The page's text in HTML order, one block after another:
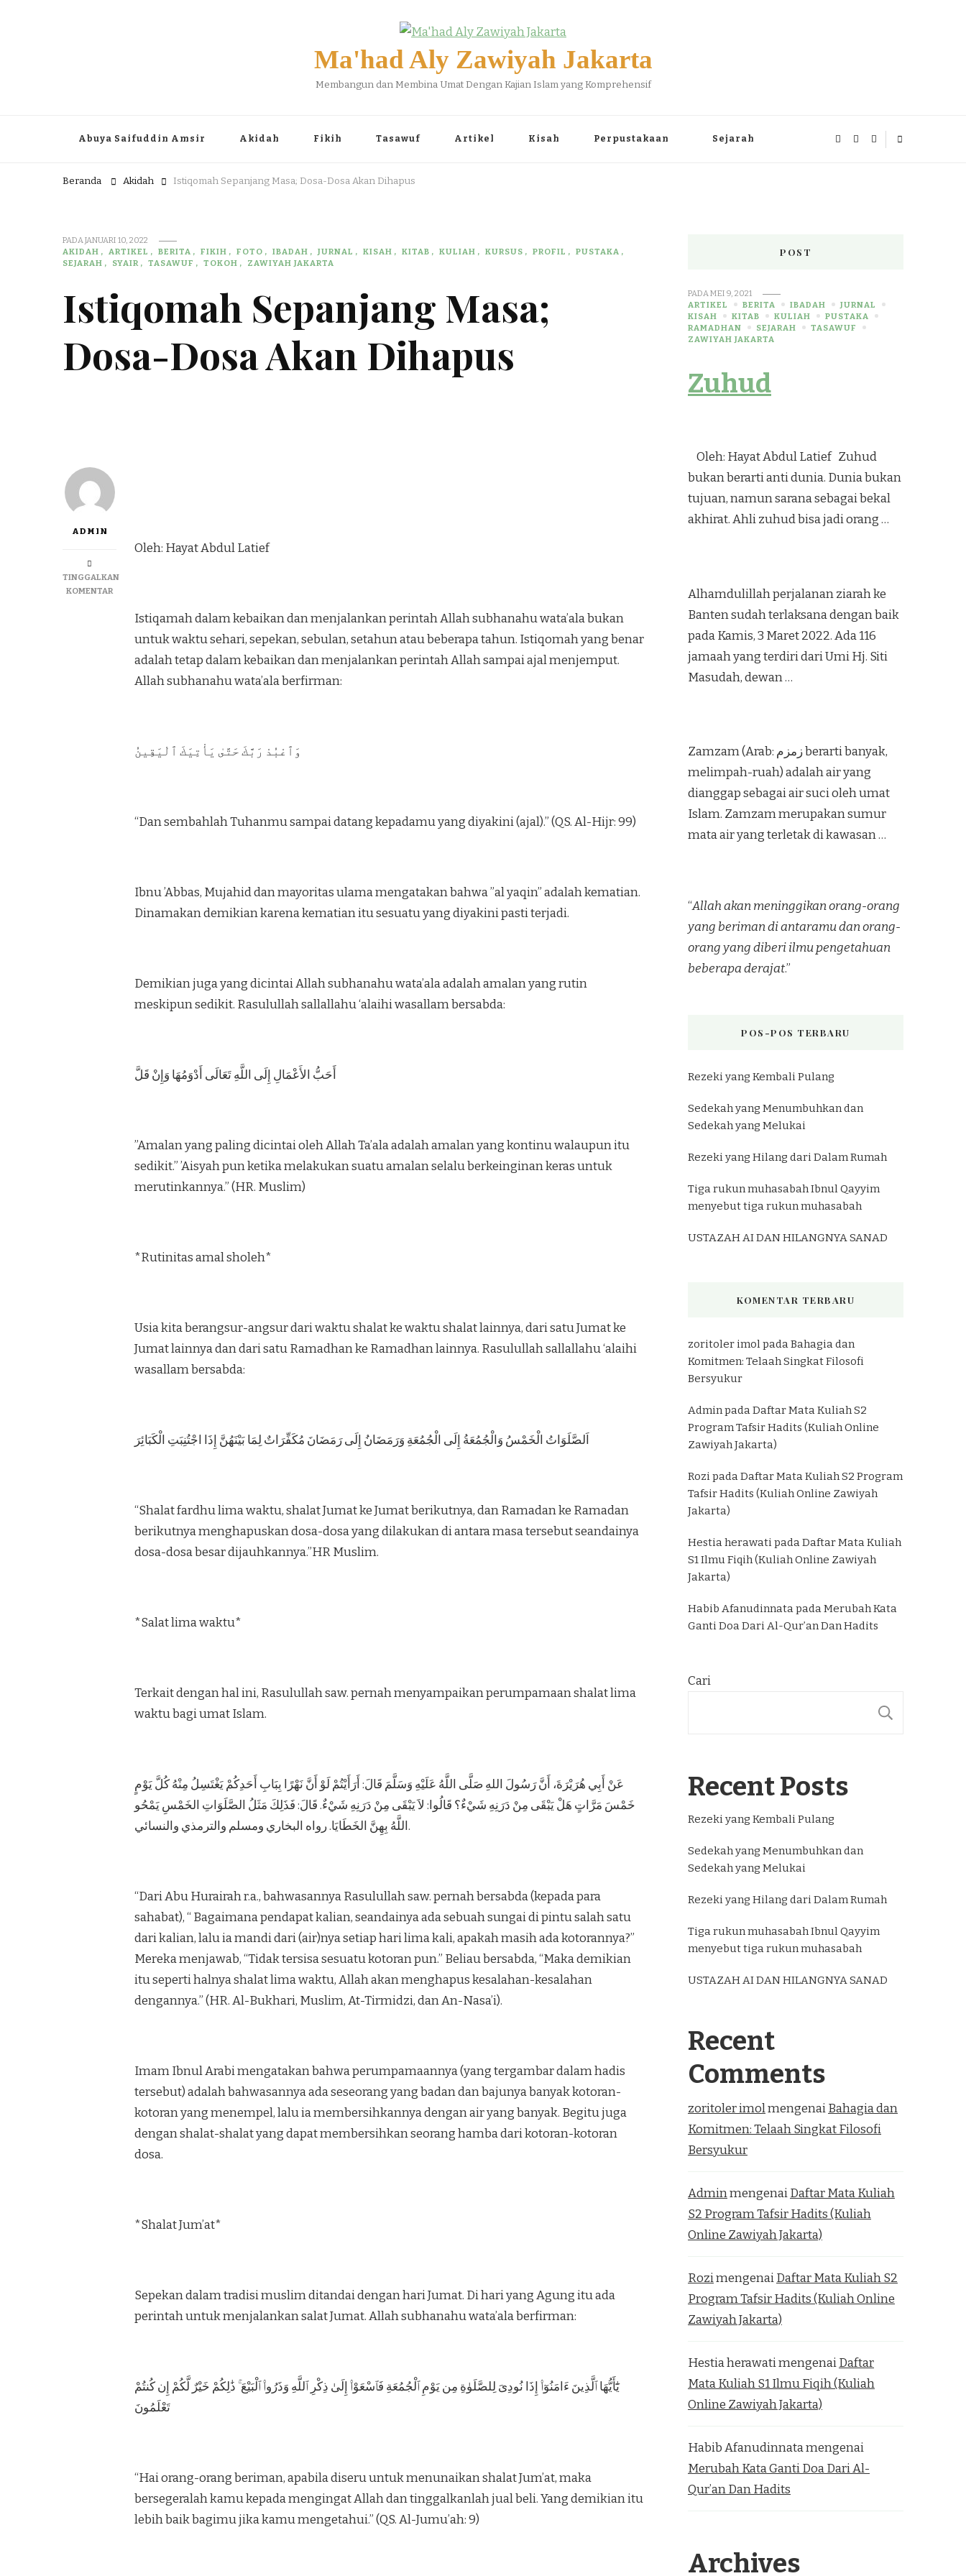
Ma'had Aly Zawiyah Jakarta
Membangun dan Membina Umat Dengan Kajian Islam yang Komprehensif
Abuya Saifuddin Amsir Akidah Fikih Tasawuf Artikel Kisah Perpustakaan Sejarah
Beranda Akidah Istiqomah Sepanjang Masa; Dosa-Dosa Akan Dihapus
PADAJANUARI 10, 2022
AKIDAH
ARTIKEL BERITA FIKIH FOTO IBADAH JURNAL KISAH KITAB KULIAH KURSUS PROFIL
PUSTAKA
SEJARAH
SYAIR TASAWUF TOKOH ZAWIYAH JAKARTA
Istiqomah Sepanjang Masa;
Dosa-Dosa Akan Dihapus
ADMIN
TINGGALKAN
KOMENTAR
Oleh: Hayat Abdul Latief
Istiqamah dalam kebaikan dan menjalankan perintah Allah subhanahu wata’ala bukan
untuk waktu sehari, sepekan, sebulan, setahun atau beberapa tahun. Istiqomah yang benar
adalah tetap dalam kebaikan dan menjalankan perintah Allah sampai ajal menjemput.
Allah subhanahu wata’ala berfirman:
وَٱعْبُدْ رَبَّكَ حَتَّىٰ يَأْتِيَكَ ٱلْيَقِينُ
“Dan sembahlah Tuhanmu sampai datang kepadamu yang diyakini (ajal).” (QS. Al-Hijr: 99)
Ibnu ’Abbas, Mujahid dan mayoritas ulama mengatakan bahwa ”al yaqin” adalah kematian.
Dinamakan demikian karena kematian itu sesuatu yang diyakini pasti terjadi.
Demikian juga yang dicintai Allah subhanahu wata’ala adalah amalan yang rutin
meskipun sedikit. Rasulullah sallallahu ‘alaihi wasallam bersabda:
أَحَبُّ الأَعْمَالِ إِلَى اللَّهِ تَعَالَى أَدْوَمُهَا وَإِنْ قَلَّ
”Amalan yang paling dicintai oleh Allah Ta’ala adalah amalan yang kontinu walaupun itu
sedikit.” ’Aisyah pun ketika melakukan suatu amalan selalu berkeinginan keras untuk
merutinkannya.” (HR. Muslim)
*Rutinitas amal sholeh*
Usia kita berangsur-angsur dari waktu shalat ke waktu shalat lainnya, dari satu Jumat ke
Jumat lainnya dan dari satu Ramadhan ke Ramadhan lainnya. Rasulullah sallallahu ‘alaihi
wasallam bersabda:
اَلصَّلَوَاتُ الْخَمْسُ وَالْجُمُعَةُ إِلَى الْجُمُعَةِ وَرَمَضَانُ إِلَى رَمَضَانَ مُكَفِّرَاتٌ لِمَا بَيْنَهُنَّ إِذَا اجْتُنِبَتِ الْكَبَائِرَ
“Shalat fardhu lima waktu, shalat Jumat ke Jumat berikutnya, dan Ramadan ke Ramadan
berikutnya menghapuskan dosa-dosa yang dilakukan di antara masa tersebut seandainya
dosa-dosa besar dijauhkannya.”HR Muslim.
*Salat lima waktu*
Terkait dengan hal ini, Rasulullah saw. pernah menyampaikan perumpamaan shalat lima
waktu bagi umat Islam.
عَنْ أَبِي هُرَيْرَةَ، أَنَّ رَسُولَ اللهِ صَلَّى اللَّهُ عَلَيْهِ وَسَلَّمَ قَالَ: أَرَأَيْتُمْ لَوْ أَنَّ نَهْرًا بِبَابِ أَحَدِكُمْ يَغْتَسِلُ مِنْهُ كُلَّ يَوْمٍ
خَمْسَ مَرَّاتٍ هَلْ يَبْقَى مِنْ دَرَنِهِ شَيْءٌ؟ قَالُوا: لاَ يَبْقَى مِنْ دَرَنِهِ شَيْءٌ. قَالَ: فَذَلِكَ مَثَلُ الصَّلَوَاتِ الخَمْسِ يَمْحُو
اللَّهُ بِهِنَّ الخَطَايَا. رواه البخاري ومسلم والترمذي والنسائي.
“Dari Abu Hurairah r.a., bahwasannya Rasulullah saw. pernah bersabda (kepada para
sahabat), “ Bagaimana pendapat kalian, seandainya ada sebuah sungai di pintu salah satu
dari kalian, lalu ia mandi dari (air)nya setiap hari lima kali, apakah masih ada kotorannya?”
Mereka menjawab, “Tidak tersisa sesuatu kotoran pun.” Beliau bersabda, “Maka demikian
itu seperti halnya shalat lima waktu, Allah akan menghapus kesalahan-kesalahan
dengannya.” (HR. Al-Bukhari, Muslim, At-Tirmidzi, dan An-Nasa’i).
Imam Ibnul Arabi mengatakan bahwa perumpamaannya (yang tergambar dalam hadis
tersebut) adalah bahwasannya ada seseorang yang badan dan bajunya banyak kotoran-
kotoran yang menempel, lalu ia membersihkannya dengan air yang banyak. Begitu juga
dengan shalat-shalat yang dapat membersihkan seorang hamba dari kotoran-kotoran
dosa.
*Shalat Jum’at*
Sepekan dalam tradisi muslim ditandai dengan hari Jumat. Di hari yang Agung itu ada
perintah untuk menjalankan salat Jumat. Allah subhanahu wata’ala berfirman:
يَٰٓأَيُّهَا ٱلَّذِينَ ءَامَنُوٓا۟ إِذَا نُودِىَ لِلصَّلَوٰةِ مِن يَوْمِ ٱلْجُمُعَةِ فَٱسْعَوْا۟ إِلَىٰ ذِكْرِ ٱللَّهِ وَذَرُوا۟ ٱلْبَيْعَ ۚ ذَٰلِكُمْ خَيْرٌ لَّكُمْ إِن كُنتُمْ
تَعْلَمُونَ
“Hai orang-orang beriman, apabila diseru untuk menunaikan shalat Jum’at, maka
bersegeralah kamu kepada mengingat Allah dan tinggalkanlah jual beli. Yang demikian itu
lebih baik bagimu jika kamu mengetahui.” (QS. Al-Jumu’ah: 9)
POST
PADAMEI 9, 2021
ARTIKEL
BERITA IBADAH
JURNAL
KISAH
KITAB KULIAH
PUSTAKA
RAMADHAN
SEJARAH
TASAWUF
ZAWIYAH JAKARTA
Zuhud
Oleh: Hayat Abdul Latief Zuhud
bukan berarti anti dunia. Dunia bukan
tujuan, namun sarana sebagai bekal
akhirat. Ahli zuhud bisa jadi orang …
Alhamdulillah perjalanan ziarah ke
Banten sudah terlaksana dengan baik
pada Kamis, 3 Maret 2022. Ada 116
jamaah yang terdiri dari Umi Hj. Siti
Masudah, dewan …
Zamzam (Arab: زمزم‎ berarti banyak,
melimpah-ruah) adalah air yang
dianggap sebagai air suci oleh umat
Islam. Zamzam merupakan sumur
mata air yang terletak di kawasan …
“Allah akan meninggikan orang-orang
yang beriman di antaramu dan orang-
orang yang diberi ilmu pengetahuan
beberapa derajat.”
POS-POS TERBARU
Rezeki yang Kembali Pulang
Sedekah yang Menumbuhkan dan
Sedekah yang Melukai
Rezeki yang Hilang dari Dalam Rumah
Tiga rukun muhasabah Ibnul Qayyim
menyebut tiga rukun muhasabah
USTAZAH AI DAN HILANGNYA SANAD
KOMENTAR TERBARU
zoritoler imolpadaBahagia dan
Komitmen: Telaah Singkat Filosofi
Bersyukur
AdminpadaDaftar Mata Kuliah S2
Program Tafsir Hadits (Kuliah Online
Zawiyah Jakarta)
RozipadaDaftar Mata Kuliah S2 Program
Tafsir Hadits (Kuliah Online Zawiyah
Jakarta)
Hestia herawatipadaDaftar Mata Kuliah
S1 Ilmu Fiqih (Kuliah Online Zawiyah
Jakarta)
Habib AfanudinnatapadaMerubah Kata
Ganti Doa Dari Al-Qur’an Dan Hadits
Cari
Recent Posts
Rezeki yang Kembali Pulang
Sedekah yang Menumbuhkan dan
Sedekah yang Melukai
Rezeki yang Hilang dari Dalam Rumah
Tiga rukun muhasabah Ibnul Qayyim
menyebut tiga rukun muhasabah
USTAZAH AI DAN HILANGNYA SANAD
Recent
Comments
zoritoler imolmengenaiBahagia dan
Komitmen: Telaah Singkat Filosofi
Bersyukur
AdminmengenaiDaftar Mata Kuliah
S2 Program Tafsir Hadits (Kuliah
Online Zawiyah Jakarta)
RozimengenaiDaftar Mata Kuliah S2
Program Tafsir Hadits (Kuliah Online
Zawiyah Jakarta)
Hestia herawatimengenaiDaftar
Mata Kuliah S1 Ilmu Fiqih (Kuliah
Online Zawiyah Jakarta)
Habib Afanudinnatamengenai
Merubah Kata Ganti Doa Dari Al-
Qur’an Dan Hadits
Archives